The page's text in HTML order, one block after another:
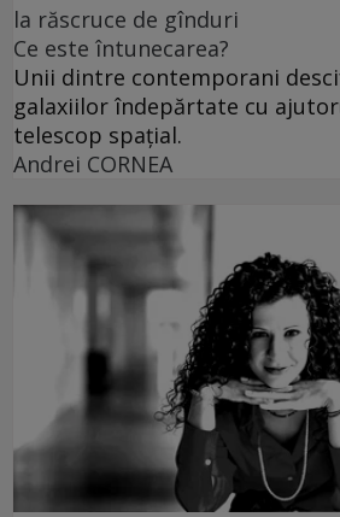
la răscruce de gînduri
Ce este întunecarea?
Unii dintre contemporani
galaxiilor îndepărtate cu
telescop spațial.
Andrei CORNEA